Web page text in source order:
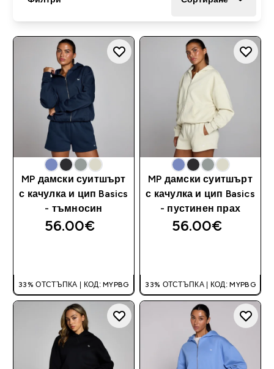
MP дамски суитшърт
с качулка и цип Basics
- тъмносин
56.00€‎
33% ОТСТЪПКА | КОД: MYPBG
MP дамски суитшърт
с качулка и цип Basics
- пустинен прах
56.00€‎
33% ОТСТЪПКА | КОД: MYPBG